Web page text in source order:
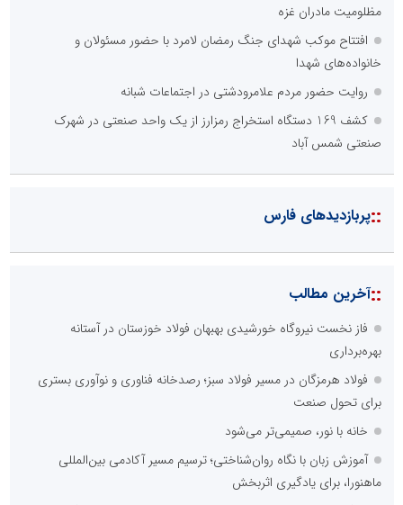
مظلومیت مادران غزه
افتتاح موکب شهدای جنگ رمضان لامرد با حضور مسئولان و
خانواده‌های شهدا
روایت حضور مردم علامرودشتی در اجتماعات شبانه
کشف 169 دستگاه استخراج رمزارز از یک واحد صنعتی در شهرک
صنعتی شمس آباد
::پربازدیدهای فارس
::آخرین مطالب
فاز نخست نیروگاه خورشیدی بهبهان فولاد خوزستان در آستانه
بهره‌برداری
فولاد هرمزگان در مسیر فولاد سبز؛ رصدخانه فناوری و نوآوری بستری
برای تحول صنعت
خانه با نور، صمیمی‌تر می‌شود
آموزش زبان با نگاه روان‌شناختی؛ ترسیم مسیر آکادمی بین‌المللی
ماهنورا، برای یادگیری اثربخش